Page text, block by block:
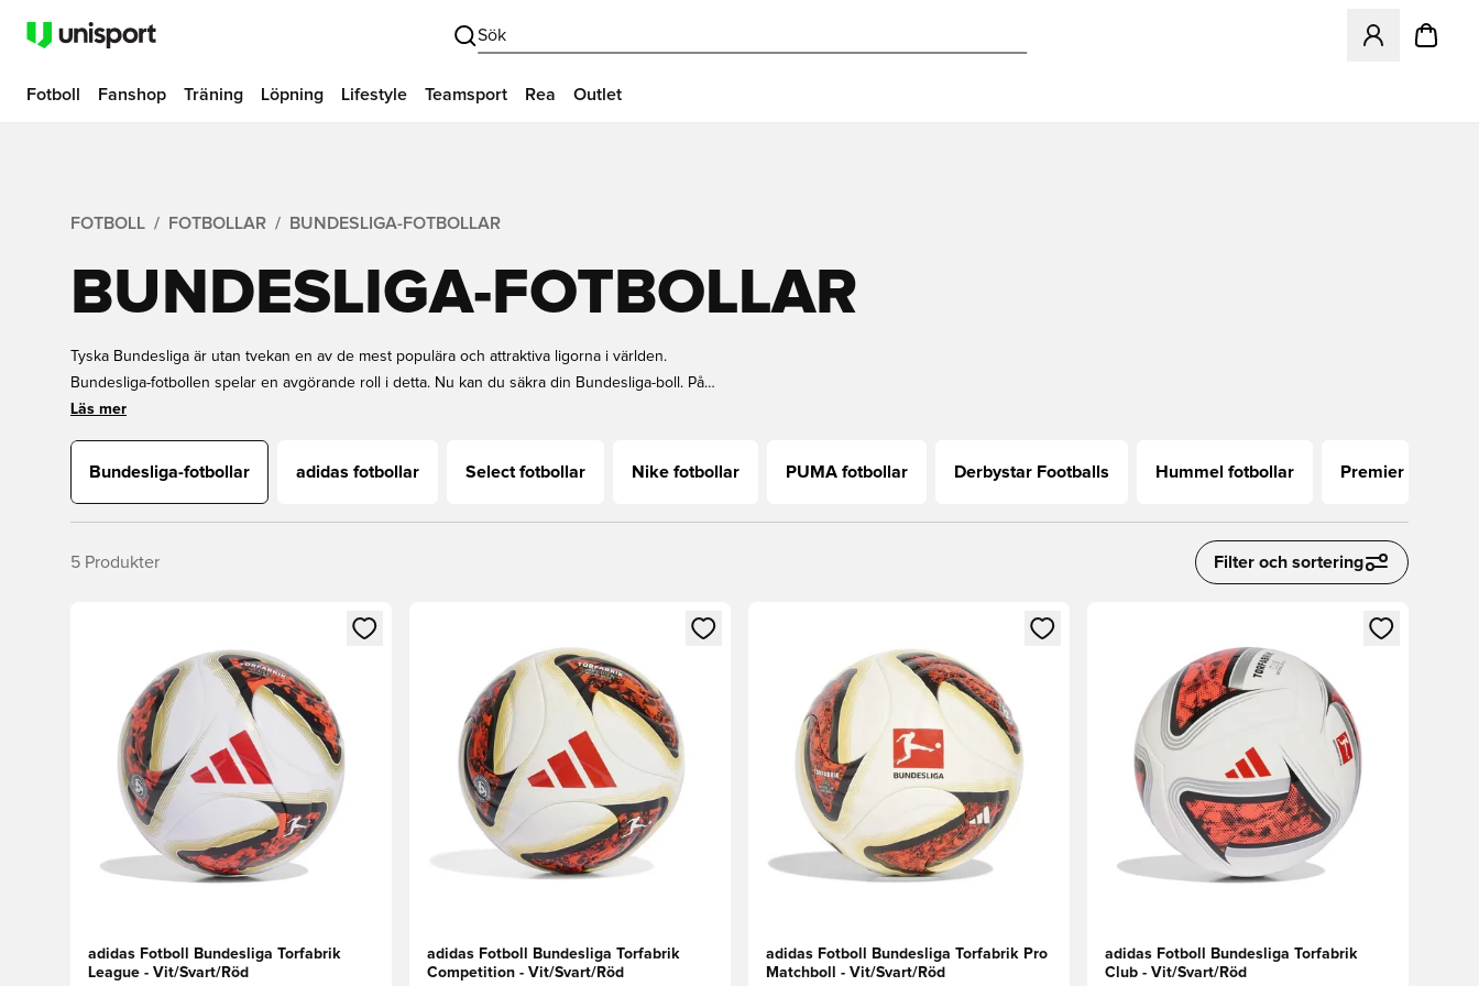
Sök
Öppnar en
Fotboll Fanshop Träning Löpning Lifestyle Teamsport Rea Outlet
FOTBOLL FOTBOLLAR BUNDESLIGA-FOTBOLLAR
BUNDESLIGA-FOTBOLLAR
Tyska Bundesliga är utan tvekan en av de mest populära och attraktiva ligorna i världen.
Bundesliga-fotbollen spelar en avgörande roll i detta. Nu kan du säkra din Bundesliga-boll. På
grund av sin unika design är Bundesliga-fotbollen också ett populärt samlarobjekt. Beställ din
Läs mer
Bundesliga-fotbollar adidas fotbollar Select fotbollar Nike fotbollar PUMA fotbollar Derbystar Footballs Hummel fotbollar Premier League
5 Produkter Filter och sortering
Öppnar en Modal för att logga in eller registrera dig som medlem
adidas Fotboll Bundesliga Torfabrik
League - Vit/Svart/Röd
Öppnar en Modal för att logga in eller registrera dig som medlem
adidas Fotboll Bundesliga Torfabrik
Competition - Vit/Svart/Röd
Öppnar en Modal för att logga in eller registrera dig som medlem
adidas Fotboll Bundesliga Torfabrik Pro
Matchboll - Vit/Svart/Röd
Öppnar en Modal för att logga in eller registrera
adidas Fotboll Bundesliga Torfabrik
Club - Vit/Svart/Röd